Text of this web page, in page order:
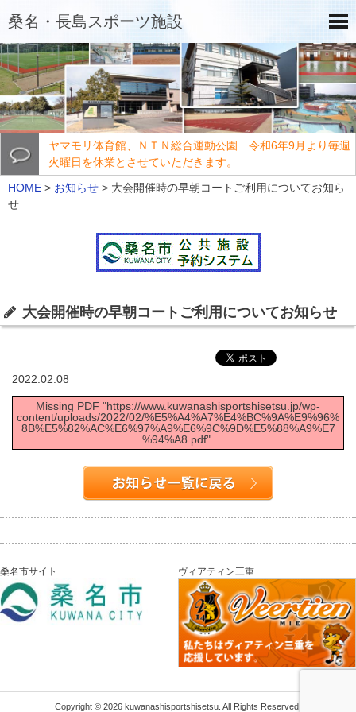
桑名・長島スポーツ施設
ヤマモリ体育館、ＮＴＮ総合運動公園 令和6年9月より毎週
火曜日を休業とさせていただきます。
HOME > お知らせ > 大会開催時の早朝コートご利用についてお知ら
せ
大会開催時の早朝コートご利用についてお知らせ
2022.02.08
Missing PDF "https://www.kuwanashisportshisetsu.jp/wp-
content/uploads/2022/02/%E5%A4%A7%E4%BC%9A%E9%96%
8B%E5%82%AC%E6%97%A9%E6%9C%9D%E5%88%A9%E7
%94%A8.pdf".
桑名市サイト ヴィアティン三重
Copyright © 2026 kuwanashisportshisetsu. All Rights Reserved.